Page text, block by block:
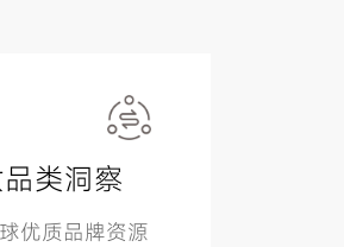
类洞察
优质品牌资源